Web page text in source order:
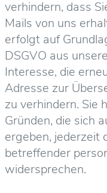
verhindern, dass
Mails von uns
erfolgt auf
DSGVO aus
Interesse, die
Adresse zur
zu verhindern. Sie
Gründen, die sich
ergeben, jederzeit
betreffender
widersprechen.